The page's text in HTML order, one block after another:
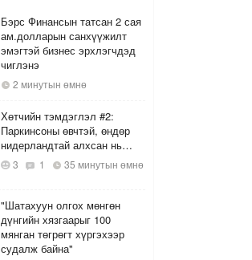
Бэрс Финансын татсан 2 сая
ам.долларын санхүүжилт
эмэгтэй бизнес эрхлэгчдэд
чиглэнэ
2 минутын өмнө
Хөтчийн тэмдэглэл #2:
Паркинсоны өвчтэй, өндөр
нидерландтай алхсан нь…
3 1 35 минутын өмнө
"Шатахуун олгох мөнгөн
дүнгийн хязгаарыг 100
мянган төгрөгт хүргэхээр
судалж байна"